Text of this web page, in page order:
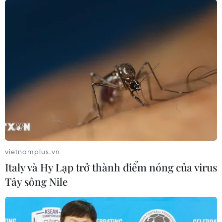
Canada công bố biện pháp bình ổn giá
Biện pháp đầu tiên mà Canada áp dụng là cam kết
chương trình giảm giá cho một loạt hàng hóa thực
phẩm chủ chốt, chương trình giữ nguyên giá và chương
trình giá cạnh tranh.
vietnamplus.vn
Italy và Hy Lạp trở thành điểm nóng của virus
Tây sông Nile